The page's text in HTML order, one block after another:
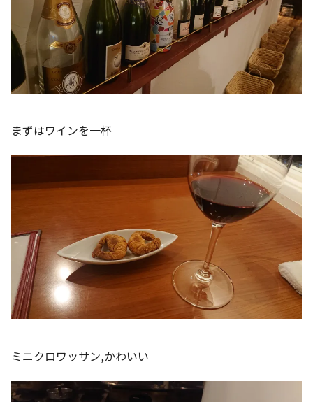
まずはワインを一杯
ミニクロワッサン,かわいい